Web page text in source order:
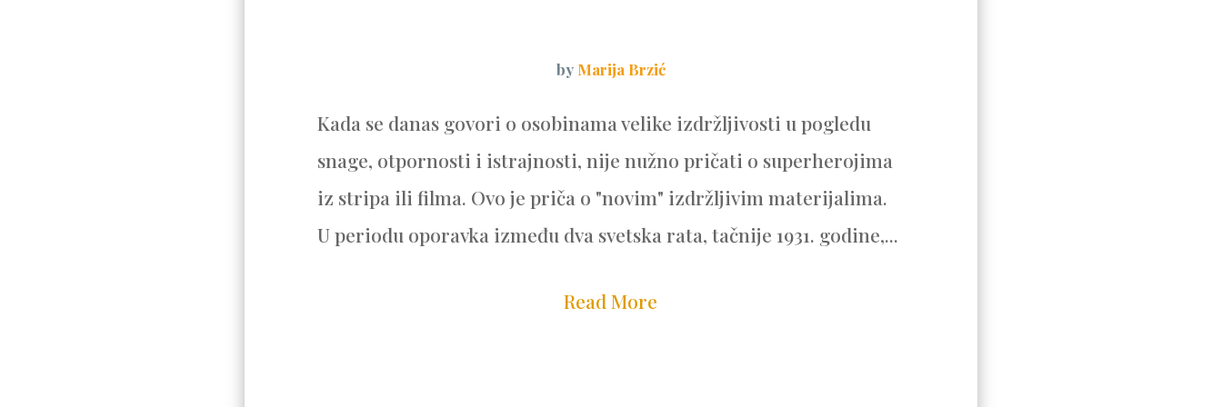
by Marija Brzić
Kada se danas govori o osobinama velike izdržljivosti u pogledu
snage, otpornosti i istrajnosti, nije nužno pričati o superherojima
iz stripa ili filma. Ovo je priča o "novim" izdržljivim materijalima.
U periodu oporavka između dva svetska rata, tačnije 1931. godine,...
Read More